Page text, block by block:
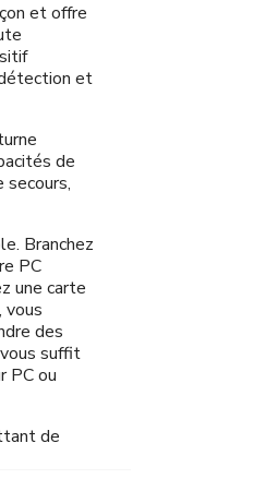
et offre
et
de
Branchez
PC
une carte
vous
des
suffit
PC ou
de